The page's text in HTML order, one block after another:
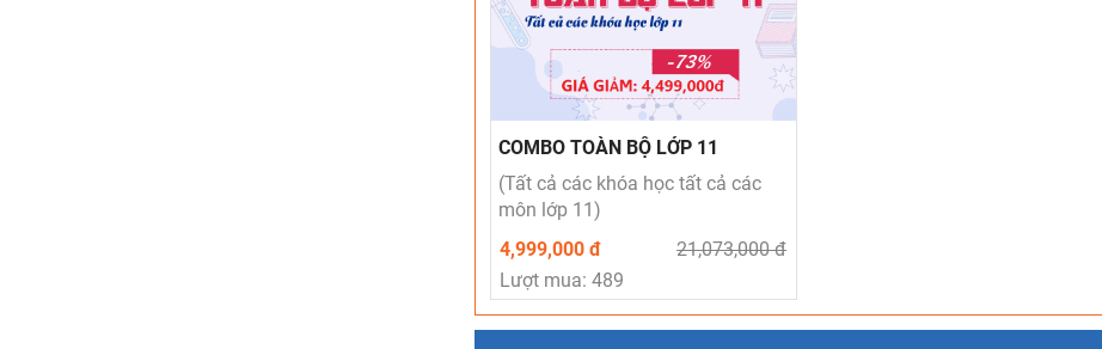
COMBO TOÀN BỘ LỚP 11
(Tất cả các khóa học tất cả các
môn lớp 11)
4,999,000 đ
21,073,000 đ
Lượt mua: 489